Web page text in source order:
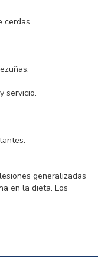
cerdas.
servicio.
generalizadas
en la dieta. Los